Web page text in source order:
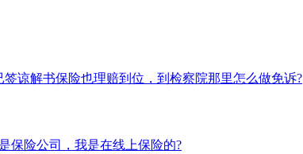
谅解书保险也理赔到位，到检察院那里怎么做免诉?
保险公司，我是在线上保险的?